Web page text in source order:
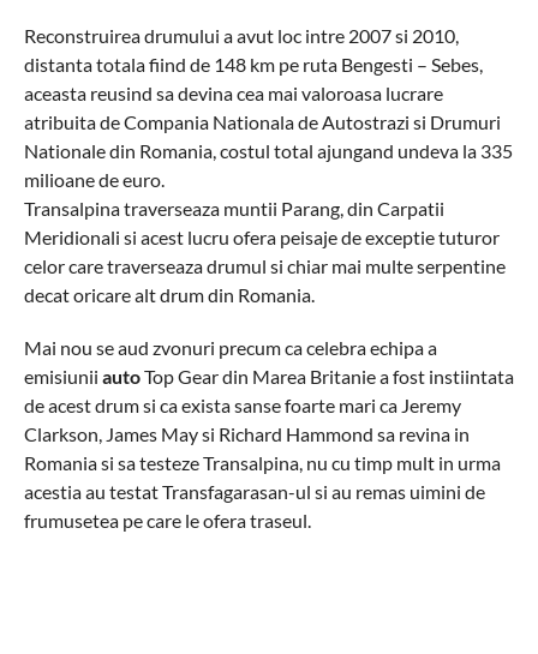
Reconstruirea drumului a avut loc intre 2007 si 2010,
distanta totala fiind de 148 km pe ruta Bengesti – Sebes,
aceasta reusind sa devina cea mai valoroasa lucrare
atribuita de Compania Nationala de Autostrazi si Drumuri
Nationale din Romania, costul total ajungand undeva la 335
milioane de euro.
Transalpina traverseaza muntii Parang, din Carpatii
Meridionali si acest lucru ofera peisaje de exceptie tuturor
celor care traverseaza drumul si chiar mai multe serpentine
decat oricare alt drum din Romania.
Mai nou se aud zvonuri precum ca celebra echipa a
emisiunii autoTop Gear din Marea Britanie a fost instiintata
de acest drum si ca exista sanse foarte mari ca Jeremy
Clarkson, James May si Richard Hammond sa revina in
Romania si sa testeze Transalpina, nu cu timp mult in urma
acestia au testat Transfagarasan-ul si au remas uimini de
frumusetea pe care le ofera traseul.